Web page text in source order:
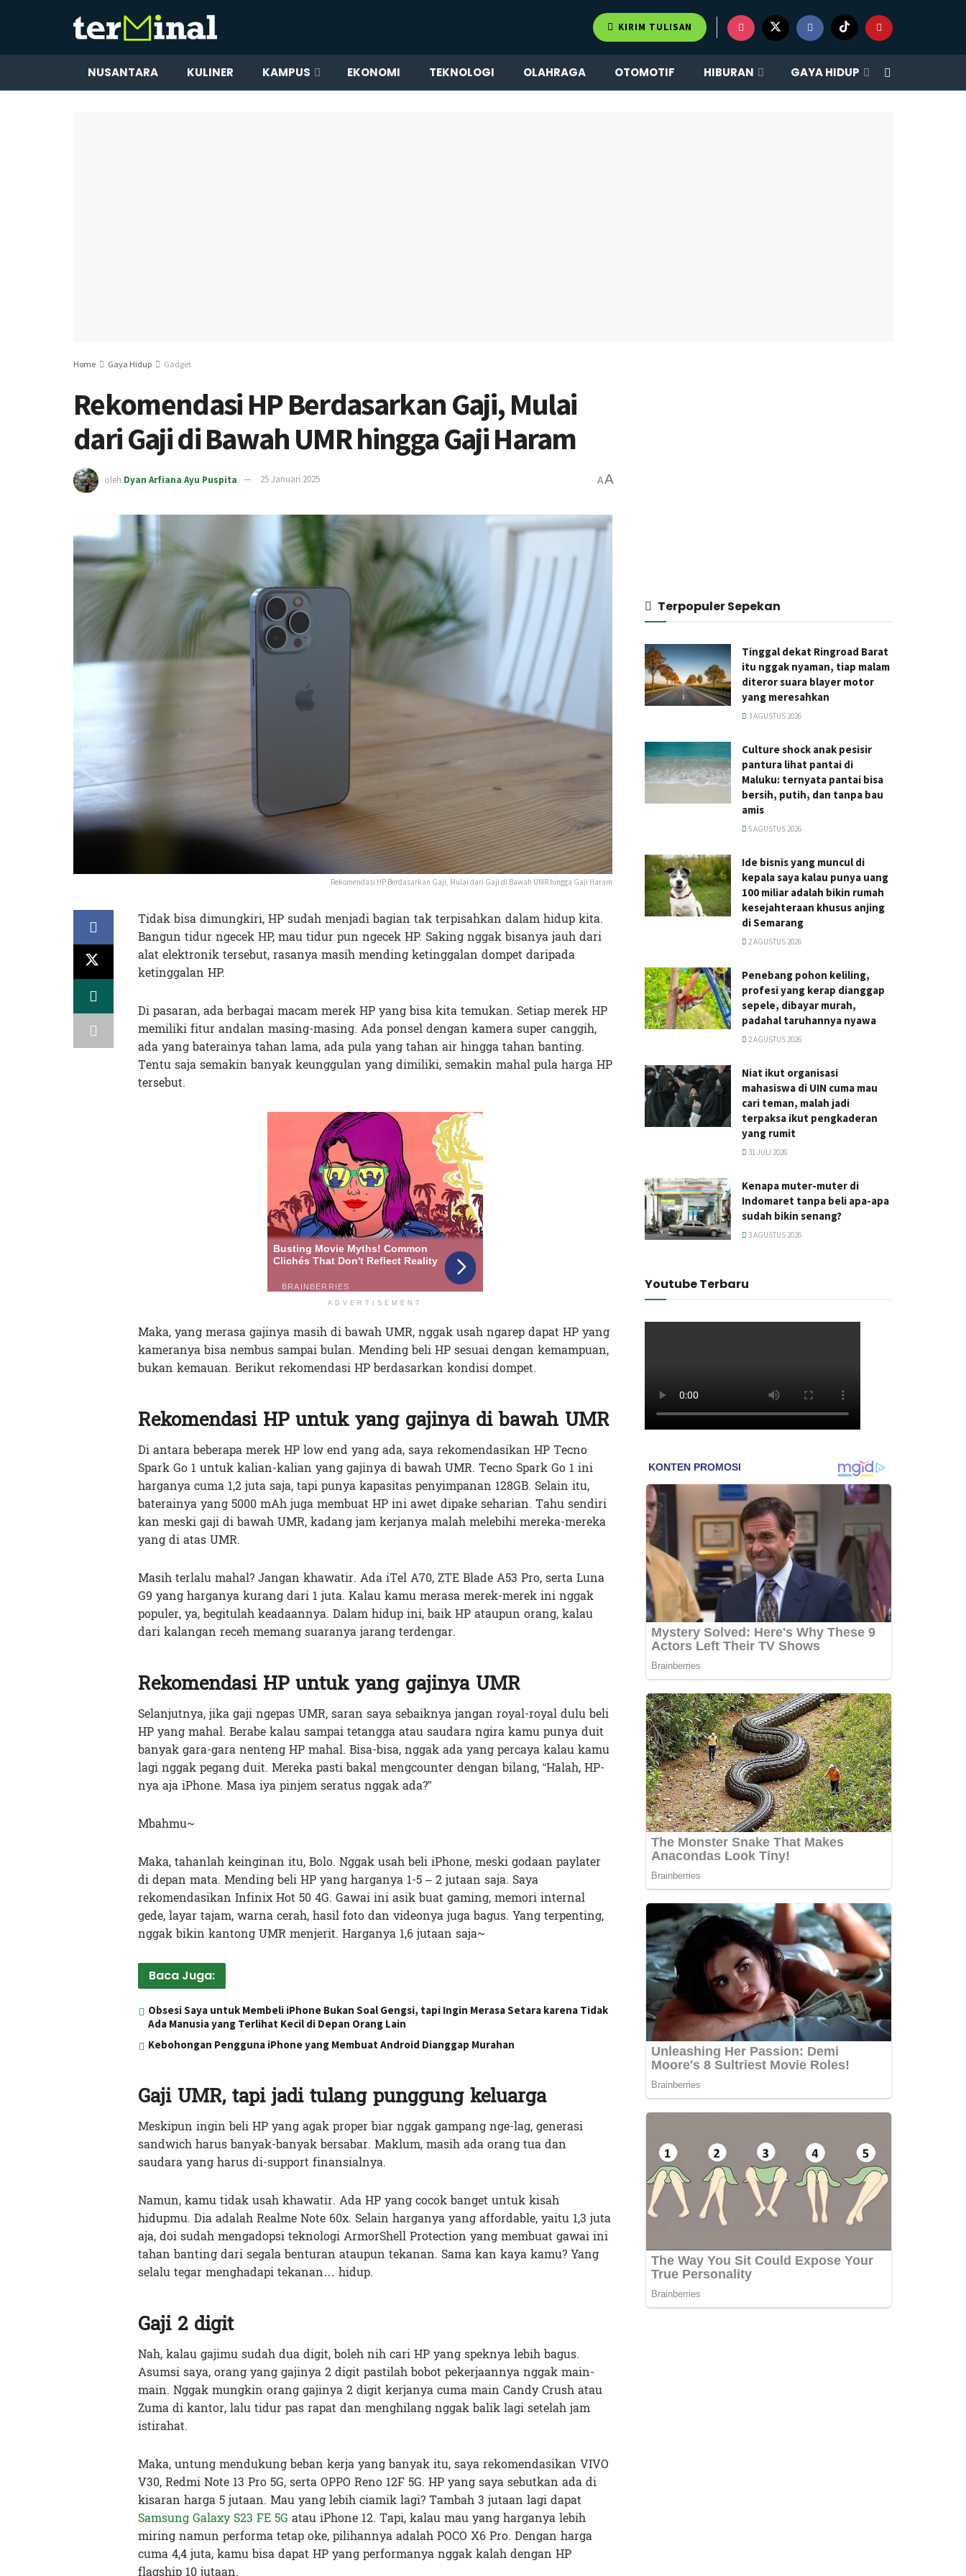
KIRIM TULISAN
NUSANTARA KULINER KAMPUS EKONOMI TEKNOLOGI OLAHRAGA OTOMOTIF HIBURAN GAYA HIDUP
Home Gaya Hidup Gadget
Rekomendasi HP Berdasarkan Gaji, Mulai
dari Gaji di Bawah UMR hingga Gaji Haram
oleh Dyan Arfiana Ayu Puspita 25 Januari 2025 AA
Rekomendasi HP Berdasarkan Gaji, Mulai dari Gaji di Bawah UMR hingga Gaji Haram
Tidak bisa dimungkiri, HP sudah menjadi bagian tak terpisahkan dalam hidup kita.
Bangun tidur ngecek HP, mau tidur pun ngecek HP. Saking nggak bisanya jauh dari
alat elektronik tersebut, rasanya masih mending ketinggalan dompet daripada
ketinggalan HP.
Di pasaran, ada berbagai macam merek HP yang bisa kita temukan. Setiap merek HP
memiliki fitur andalan masing-masing. Ada ponsel dengan kamera super canggih,
ada yang baterainya tahan lama, ada pula yang tahan air hingga tahan banting.
Tentu saja semakin banyak keunggulan yang dimiliki, semakin mahal pula harga HP
tersebut.
ADVERTISEMENT
Maka, yang merasa gajinya masih di bawah UMR, nggak usah ngarep dapat HP yang
kameranya bisa nembus sampai bulan. Mending beli HP sesuai dengan kemampuan,
bukan kemauan. Berikut rekomendasi HP berdasarkan kondisi dompet.
Rekomendasi HP untuk yang gajinya di bawah UMR
Di antara beberapa merek HP low end yang ada, saya rekomendasikan HP Tecno
Spark Go 1 untuk kalian-kalian yang gajinya di bawah UMR. Tecno Spark Go 1 ini
harganya cuma 1,2 juta saja, tapi punya kapasitas penyimpanan 128GB. Selain itu,
baterainya yang 5000 mAh juga membuat HP ini awet dipake seharian. Tahu sendiri
kan meski gaji di bawah UMR, kadang jam kerjanya malah melebihi mereka-mereka
yang di atas UMR.
Masih terlalu mahal? Jangan khawatir. Ada iTel A70, ZTE Blade A53 Pro, serta Luna
G9 yang harganya kurang dari 1 juta. Kalau kamu merasa merek-merek ini nggak
populer, ya, begitulah keadaannya. Dalam hidup ini, baik HP ataupun orang, kalau
dari kalangan receh memang suaranya jarang terdengar.
Rekomendasi HP untuk yang gajinya UMR
Selanjutnya, jika gaji ngepas UMR, saran saya sebaiknya jangan royal-royal dulu beli
HP yang mahal. Berabe kalau sampai tetangga atau saudara ngira kamu punya duit
banyak gara-gara nenteng HP mahal. Bisa-bisa, nggak ada yang percaya kalau kamu
lagi nggak pegang duit. Mereka pasti bakal mengcounter dengan bilang, “Halah, HP-
nya aja iPhone. Masa iya pinjem seratus nggak ada?”
Mbahmu~
Maka, tahanlah keinginan itu, Bolo. Nggak usah beli iPhone, meski godaan paylater
di depan mata. Mending beli HP yang harganya 1-5 – 2 jutaan saja. Saya
rekomendasikan Infinix Hot 50 4G. Gawai ini asik buat gaming, memori internal
gede, layar tajam, warna cerah, hasil foto dan videonya juga bagus. Yang terpenting,
nggak bikin kantong UMR menjerit. Harganya 1,6 jutaan saja~
Baca Juga:
Obsesi Saya untuk Membeli iPhone Bukan Soal Gengsi, tapi Ingin Merasa Setara karena Tidak
Ada Manusia yang Terlihat Kecil di Depan Orang Lain
Kebohongan Pengguna iPhone yang Membuat Android Dianggap Murahan
Gaji UMR, tapi jadi tulang punggung keluarga
Meskipun ingin beli HP yang agak proper biar nggak gampang nge-lag, generasi
sandwich harus banyak-banyak bersabar. Maklum, masih ada orang tua dan
saudara yang harus di-support finansialnya.
Namun, kamu tidak usah khawatir. Ada HP yang cocok banget untuk kisah
hidupmu. Dia adalah Realme Note 60x. Selain harganya yang affordable, yaitu 1,3 juta
aja, doi sudah mengadopsi teknologi ArmorShell Protection yang membuat gawai ini
tahan banting dari segala benturan ataupun tekanan. Sama kan kaya kamu? Yang
selalu tegar menghadapi tekanan… hidup.
Gaji 2 digit
Nah, kalau gajimu sudah dua digit, boleh nih cari HP yang speknya lebih bagus.
Asumsi saya, orang yang gajinya 2 digit pastilah bobot pekerjaannya nggak main-
main. Nggak mungkin orang gajinya 2 digit kerjanya cuma main Candy Crush atau
Zuma di kantor, lalu tidur pas rapat dan menghilang nggak balik lagi setelah jam
istirahat.
Maka, untung mendukung beban kerja yang banyak itu, saya rekomendasikan VIVO
V30, Redmi Note 13 Pro 5G, serta OPPO Reno 12F 5G. HP yang saya sebutkan ada di
kisaran harga 5 jutaan. Mau yang lebih ciamik lagi? Tambah 3 jutaan lagi dapat
Samsung Galaxy S23 FE 5G atau iPhone 12. Tapi, kalau mau yang harganya lebih
miring namun performa tetap oke, pilihannya adalah POCO X6 Pro. Dengan harga
cuma 4,4 juta, kamu bisa dapat HP yang performanya nggak kalah dengan HP
Terpopuler Sepekan
Tinggal dekat Ringroad Barat
itu nggak nyaman, tiap malam
diteror suara blayer motor
yang meresahkan
3 AGUSTUS 2026
Culture shock anak pesisir
pantura lihat pantai di
Maluku: ternyata pantai bisa
bersih, putih, dan tanpa bau
amis
5 AGUSTUS 2026
Ide bisnis yang muncul di
kepala saya kalau punya uang
100 miliar adalah bikin rumah
kesejahteraan khusus anjing
di Semarang
2 AGUSTUS 2026
Penebang pohon keliling,
profesi yang kerap dianggap
sepele, dibayar murah,
padahal taruhannya nyawa
2 AGUSTUS 2026
Niat ikut organisasi
mahasiswa di UIN cuma mau
cari teman, malah jadi
terpaksa ikut pengkaderan
yang rumit
31 JULI 2026
Kenapa muter-muter di
Indomaret tanpa beli apa-apa
sudah bikin senang?
3 AGUSTUS 2026
Youtube Terbaru